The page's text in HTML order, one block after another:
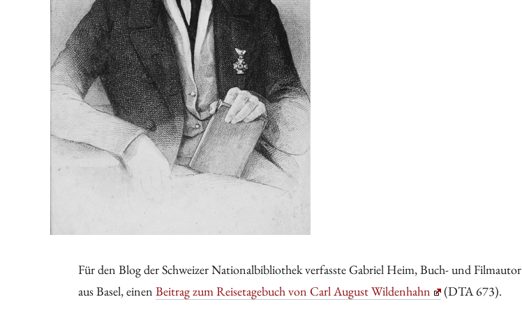
Für den Blog der Schweizer Nationalbibliothek verfasste Gabriel Heim, Buch- und Filmautor
aus Basel, einen Beitrag zum Reisetagebuch von Carl August Wildenhahn (DTA 673).